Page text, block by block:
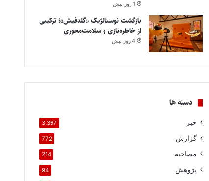
1 روز پیش
بازگشت نوستالژیک «گلدفیش»؛ ترکیبی
از خاطره‌بازی و سلامت‌محوری
4 روز پیش
دسته ها
خبر 3,367
گزارش 772
مصاحبه 214
پژوهش 94